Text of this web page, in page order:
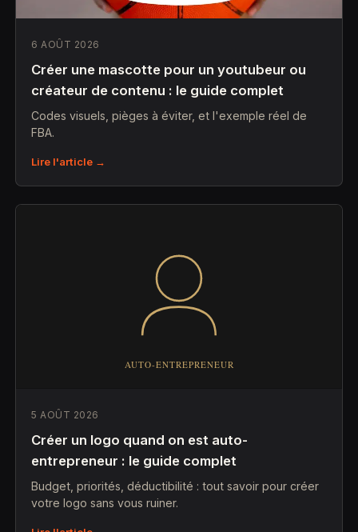
6 AOÛT 2026
Créer une mascotte pour un youtubeur ou
créateur de contenu : le guide complet
Codes visuels, pièges à éviter, et l'exemple réel de
FBA.
Lire l'article →
5 AOÛT 2026
Créer un logo quand on est auto-
entrepreneur : le guide complet
Budget, priorités, déductibilité : tout savoir pour créer
votre logo sans vous ruiner.